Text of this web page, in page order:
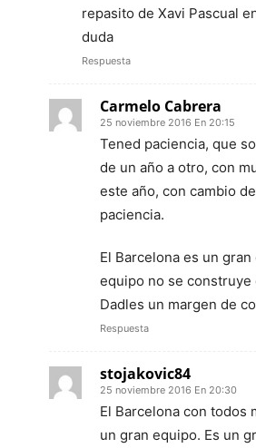
repasito de Xavi Pascual
duda
Respuesta
Carmelo Cabrera
25 noviembre 2016 En 20:15
Tened paciencia, que
de un año a otro, con
este año, con cambio
paciencia.
El Barcelona es un
equipo no se construye
Dadles un margen de
Respuesta
stojakovic84
25 noviembre 2016 En 20:30
El Barcelona con todos
un gran equipo. Es un